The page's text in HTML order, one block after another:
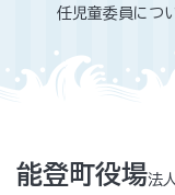
任児童委員につ
能登町役場法